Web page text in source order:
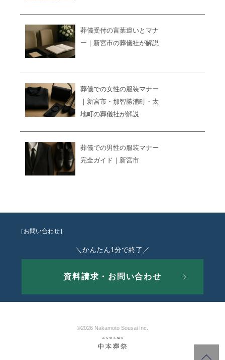
葬儀受付の言葉遣いとマナ
ー｜新宮市の葬儀社が解説
葬儀での女性の服装マナー
｜新宮市・那智勝浦町・太
地町の葬儀社が解説
葬儀での男性の服装マナー
完全ガイド｜新宮市
［お問い合わせ］
＼かんたん1分で終了／
資料請求・お問い合わせ
©2026 Nakamoto Sousai Inc.